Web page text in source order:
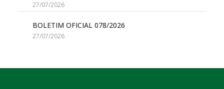
27/07/2026
BOLETIM OFICIAL 078/2026
27/07/2026